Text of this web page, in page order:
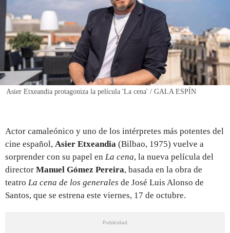
Asier Etxeandia protagoniza la película 'La cena' / GALA ESPÍN
Actor camaleónico y uno de los intérpretes más potentes del
cine español, Asier Etxeandia (Bilbao, 1975) vuelve a
sorprender con su papel en La cena, la nueva película del
director Manuel Gómez Pereira, basada en la obra de
teatro La cena de los generales de José Luis Alonso de
Santos, que se estrena este viernes, 17 de octubre.